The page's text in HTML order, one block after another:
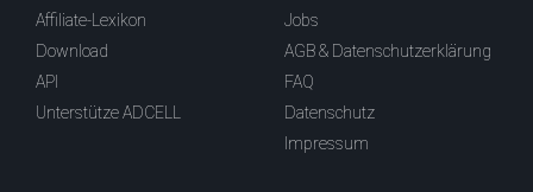
Affiliate-Lexikon
Download
API
Unterstütze ADCELL
Jobs
AGB & Datenschutzerklärung
FAQ
Datenschutz
Impressum